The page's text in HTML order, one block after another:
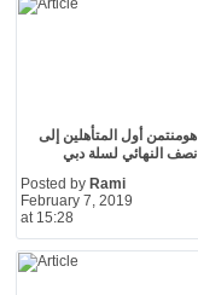
هومنتمن أول المتأهلين إلى
نصف النهائي لسلة دبي
Posted by Rami
February 7, 2019
at 15:28